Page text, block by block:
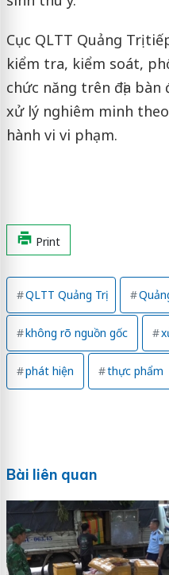
Cục QLTT Quảng Trị
kiểm tra, kiểm soát,
chức năng trên địa bàn
xử lý nghiêm minh
hành vi vi phạm.
Print
QLTT Quảng Trị
không rõ nguồn gốc
phát hiện thực phẩm
Bài liên quan